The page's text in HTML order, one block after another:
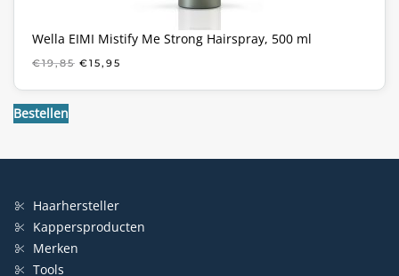
Wella EIMI Mistify Me Strong Hairspray, 500 ml
€19,85 OORSPRONKELIJKE
WAS:
€15,95
IS:
Bestellen
Haarhersteller
Kappersproducten
Merken
Tools